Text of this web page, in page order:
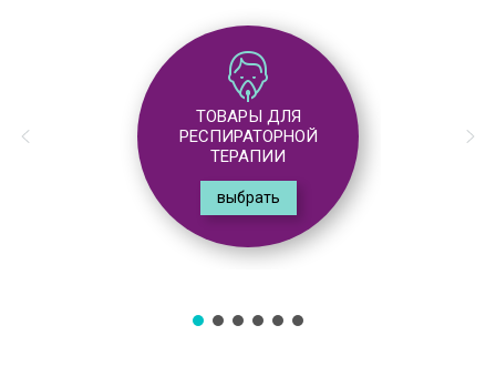
ТОВАРЫ ДЛЯ
АНЕСТЕЗИОЛОГИИ
выбрать